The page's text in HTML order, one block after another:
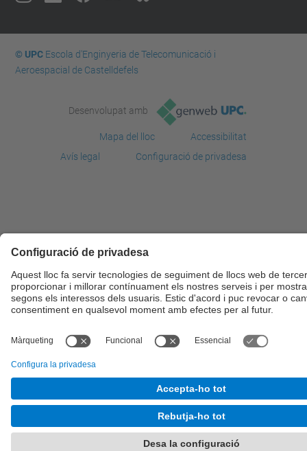
© UPCEscola d'Enginyeria de Telecomunicació i
Aeroespacial de Castelldefels
Desenvolupat amb
Mapa del lloc
Accessibilitat
Avís legal
Configuració de privadesa